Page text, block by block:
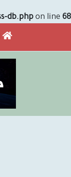
db.php on line 68